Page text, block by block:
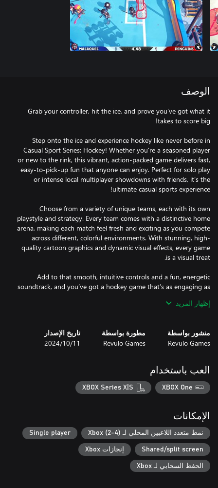
الوصف
Grab your controller, hit the ice, and prove you've got what it
Step onto the ice and experience hockey like never before in
Casual Sport Series: Hockey! Whether you're a seasoned player
or new to the rink, this vibrant, action-packed game delivers fast,
easy-to-pick-up fun that anyone can enjoy. Perfect for solo play
or intense local multiplayer showdowns with friends, it’s the
Choose from a variety of unique teams, each with its own
playstyle and strategy. Every team comes with a distinctive home
arena, making each match feel fresh and exciting as you compete
across different, colorful environments. With stunning, high-
quality cartoon graphics and dynamic visual effects, every game
Add to that smooth, intuitive controls and a fun, energetic
soundtrack, and you’ve got a hockey game that’s as engaging as
إظهار المزيد
منشور بواسطة
Revulo Games
مطورة بواسطة
Revulo Games
تاريخ الإصدار
11‏/10‏/2024
العب باستخدام
XBOX One
XBOX Series X|S
الإمكانات
نمط متعدد اللاعبين المحلي لـ Xbox (2-4) Single player
Shared/split screen إنجازات Xbox
الحفظ السحابي لـ Xbox